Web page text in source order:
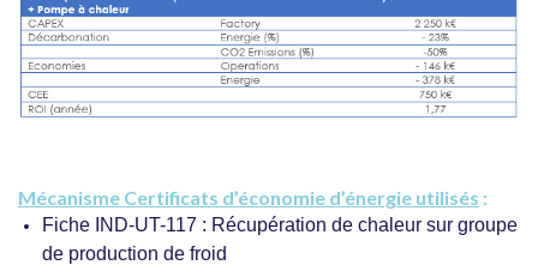
Mécanisme Certificats d’économie d’énergie utilisés :
Fiche IND-UT-117 : Récupération de chaleur sur groupe
de production de froid